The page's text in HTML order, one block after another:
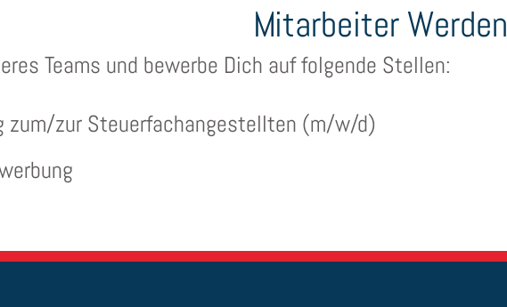
Mitarbeiter Werden
Teams und bewerbe Dich auf folgende Stellen:
zum/zur Steuerfachangestellten (m/w/d)